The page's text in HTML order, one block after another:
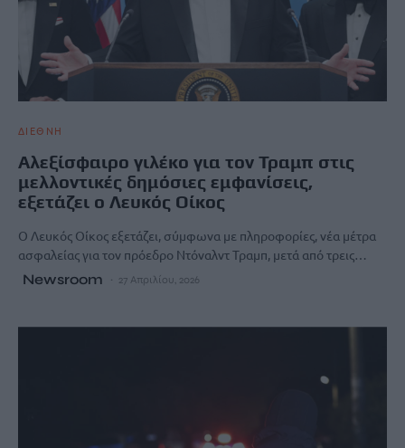
ΔΙΕΘΝΗ
Αλεξίσφαιρο γιλέκο για τον Τραμπ στις
μελλοντικές δημόσιες εμφανίσεις,
εξετάζει ο Λευκός Οίκος
Ο Λευκός Οίκος εξετάζει, σύμφωνα με πληροφορίες, νέα μέτρα
ασφαλείας για τον πρόεδρο Ντόναλντ Τραμπ, μετά από τρεις…
Newsroom 27 Απριλίου, 2026